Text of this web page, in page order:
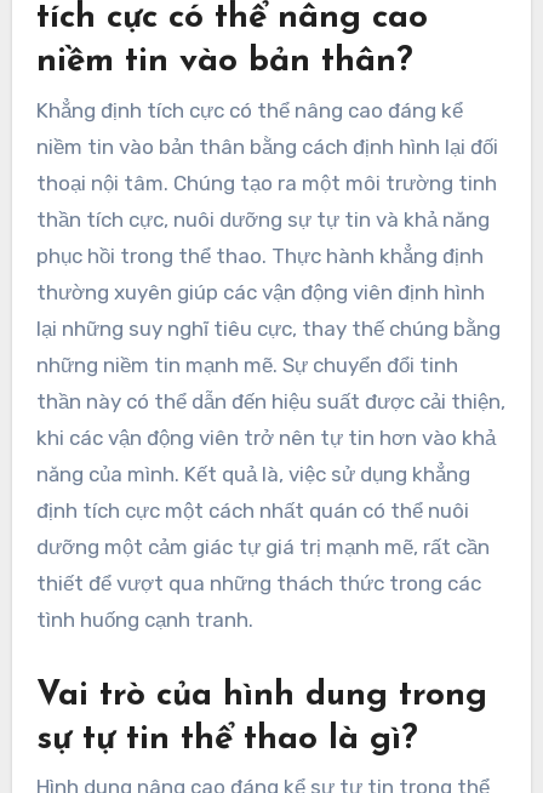
tích cực có thể nâng cao
niềm tin vào bản thân?
Khẳng định tích cực có thể nâng cao đáng kể
niềm tin vào bản thân bằng cách định hình lại đối
thoại nội tâm. Chúng tạo ra một môi trường tinh
thần tích cực, nuôi dưỡng sự tự tin và khả năng
phục hồi trong thể thao. Thực hành khẳng định
thường xuyên giúp các vận động viên định hình
lại những suy nghĩ tiêu cực, thay thế chúng bằng
những niềm tin mạnh mẽ. Sự chuyển đổi tinh
thần này có thể dẫn đến hiệu suất được cải thiện,
khi các vận động viên trở nên tự tin hơn vào khả
năng của mình. Kết quả là, việc sử dụng khẳng
định tích cực một cách nhất quán có thể nuôi
dưỡng một cảm giác tự giá trị mạnh mẽ, rất cần
thiết để vượt qua những thách thức trong các
tình huống cạnh tranh.
Vai trò của hình dung trong
sự tự tin thể thao là gì?
Hình dung nâng cao đáng kể sự tự tin trong thể